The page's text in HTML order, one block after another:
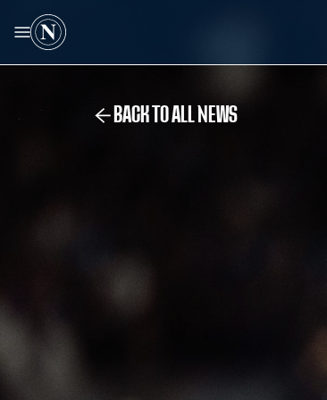
BACK TO ALL NEWS